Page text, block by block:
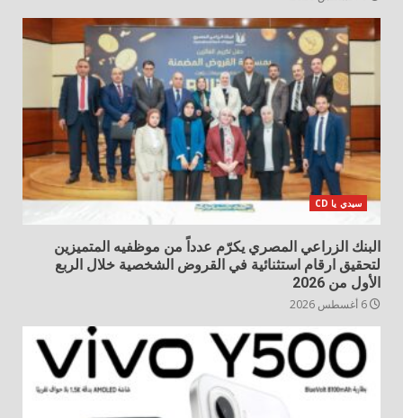
سيدي يا CD
البنك الزراعي المصري يكرّم عدداً من موظفيه المتميزين
لتحقيق ارقام استثنائية في القروض الشخصية خلال الربع
الأول من 2026